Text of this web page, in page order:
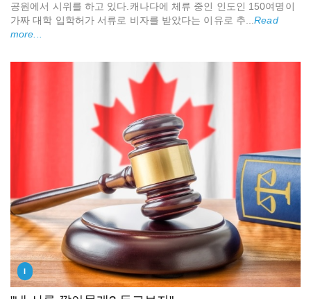
공원에서 시위를 하고 있다.캐나다에 체류 중인 인도인 150여명이
가짜 대학 입학허가 서류로 비자를 받았다는 이유로 추...Read
more...
I